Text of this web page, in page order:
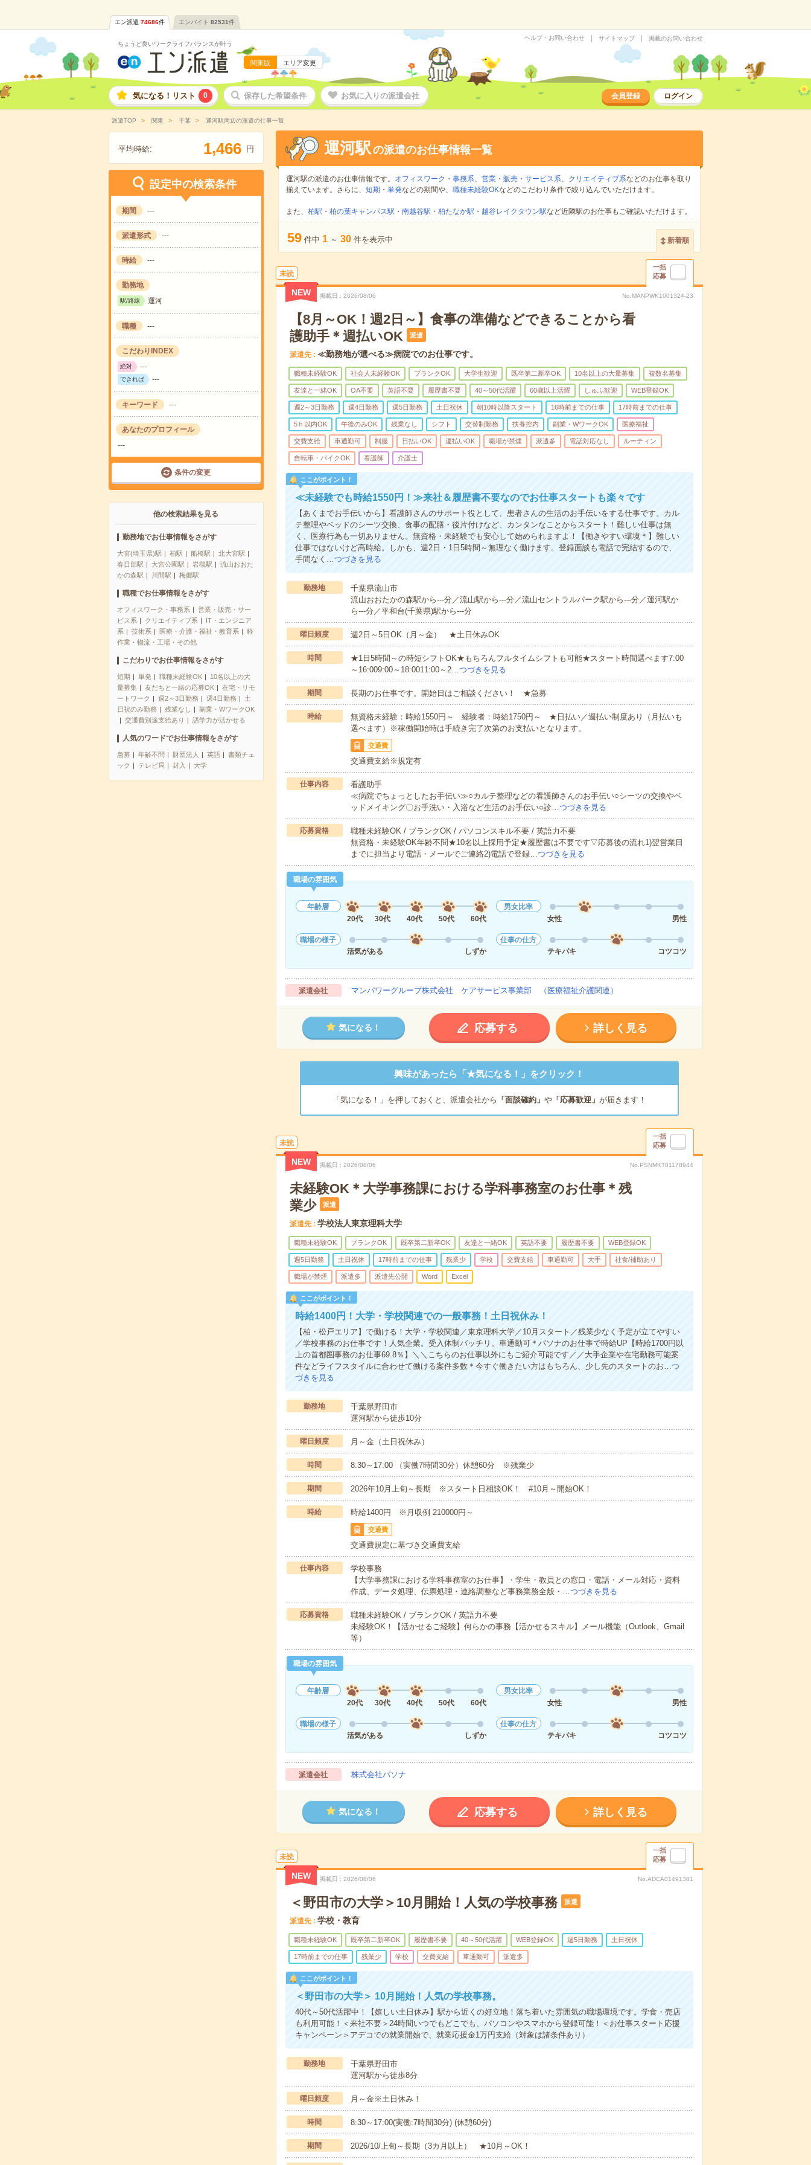
エン派遣 74686件 エンバイト 82531件
ちょうど良いワークライフバランスが叶う
関東版 エリア変更
ヘルプ・お問い合わせ サイトマップ 掲載のお問い合わせ
気になる！リスト 0 保存した希望条件 お気に入りの派遣会社 会員登録 ログイン
派遣TOP 関東 千葉 運河駅周辺の派遣の仕事一覧
平均時給: 1,466 円
設定中の検索条件
期間 ---
派遣形式 ---
時給 ---
勤務地
駅/路線 運河
職種 ---
こだわりINDEX
絶対 ---
できれば ---
キーワード ---
あなたのプロフィール
---
条件の変更
他の検索結果を見る
勤務地でお仕事情報をさがす
大宮(埼玉県)駅 柏駅 船橋駅
北大宮駅
春日部駅
大宮公園駅 岩槻駅
流山おおた
かの森駅
川間駅 梅郷駅
職種でお仕事情報をさがす
オフィスワーク・事務系
営業・販売・サー
ビス系
クリエイティブ系
IT・エンジニア
系
技術系 医療・介護・福祉・教育系
軽
作業・物流・工場・その他
こだわりでお仕事情報をさがす
短期 単発 職種未経験OK
10名以上の大
量募集
友だちと一緒の応募OK
在宅・リモ
ートワーク
週2～3日勤務 週4日勤務
土
日祝のみ勤務
残業なし
副業・WワークOK
交通費別途支給あり
語学力が活かせる
人気のワードでお仕事情報をさがす
急募 年齢不問 財団法人 英語
書類チェ
ック
テレビ局 封入 大学
運河駅の派遣のお仕事情報一覧
運河駅の派遣のお仕事情報です。 オフィスワーク・事務系、 営業・販売・サービス系、 クリエイティブ系などのお仕事を取り
揃えています。さらに、 短期 ・ 単発などの期間や、 職種未経験OKなどのこだわり条件で絞り込んでいただけます。
また、 柏駅 ・ 柏の葉キャンパス駅 ・ 南越谷駅 ・ 柏たなか駅 ・ 越谷レイクタウン駅など近隣駅のお仕事もご確認いただけます。
59 件中 1 ～ 30 件を表示中 新着順
未読
一括
応募
NEW 掲載日 2026/08/06 No.MANPWK1001324-23
【8月～OK！週2日～】食事の準備などできることから看
護助手＊週払いOK
派遣
派遣先 ≪勤務地が選べる≫病院でのお仕事です。
職種未経験OK 社会人未経験OK ブランクOK 大学生歓迎 既卒第二新卒OK 10名以上の大量募集 複数名募集
友達と一緒OK OA不要 英語不要 履歴書不要 40～50代活躍 60歳以上活躍 しゅふ歓迎 WEB登録OK
週2～3日勤務 週4日勤務 週5日勤務 土日祝休 朝10時以降スタート 16時前までの仕事 17時前までの仕事
5ｈ以内OK 午後のみOK 残業なし シフト 交替制勤務 扶養控内 副業・WワークOK 医療福祉
交費支給 車通勤可 制服 日払いOK 週払いOK 職場が禁煙 派遣多 電話対応なし ルーティン
自転車・バイクOK 看護師 介護士
ここがポイント！
≪未経験でも時給1550円！≫来社＆履歴書不要なのでお仕事スタートも楽々です
【あくまでお手伝いから】看護師さんのサポート役として、患者さんの生活のお手伝いをする仕事です。カル
テ整理やベッドのシーツ交換、食事の配膳・後片付けなど、カンタンなことからスタート！難しい仕事は無
く、医療行為も一切ありません。無資格・未経験でも安心して始められますよ！【働きやすい環境＊】難しい
仕事ではないけど高時給。しかも、週2日・1日5時間～無理なく働けます。登録面談も電話で完結するので、
手間なく…つづきを見る
勤務地
千葉県流山市
流山おおたかの森駅から---分／流山駅から---分／流山セントラルパーク駅から---分／運河駅か
ら---分／平和台(千葉県)駅から---分
曜日頻度 週2日～5日OK（月～金） ★土日休みOK
時間
★1日5時間～の時短シフトOK★もちろんフルタイムシフトも可能★スタート時間選べます7:00
～16:009:00～18:0011:00～2…つづきを見る
期間 長期のお仕事です。開始日はご相談ください！ ★急募
時給
無資格未経験：時給1550円～ 経験者：時給1750円～ ★日払い／週払い制度あり（月払いも
選べます）※稼働開始時は手続き完了次第のお支払いとなります。
交通費
交通費支給※規定有
仕事内容
看護助手
≪病院でちょっとしたお手伝い≫○カルテ整理などの看護師さんのお手伝い○シーツの交換やベ
ッドメイキング〇お手洗い・入浴など生活のお手伝い○診…つづきを見る
応募資格
職種未経験OK / ブランクOK / パソコンスキル不要 / 英語力不要
無資格・未経験OK年齢不問★10名以上採用予定★履歴書は不要です▽応募後の流れ1)翌営業日
までに担当より電話・メールでご連絡2)電話で登録…つづきを見る
職場の雰囲気
年齢層
20代
30代 40代 50代 60代
男女比率
女性
男性
職場の様子
活気がある
しずか
仕事の仕方
テキパキ
コツコツ
派遣会社 マンパワーグループ株式会社 ケアサービス事業部 （医療福祉介護関連）
気になる！ 応募する 詳しく見る
興味があったら「★気になる！」をクリック！
「気になる！」を押しておくと、派遣会社から 「面談確約」 や「応募歓迎」 が届きます！
未読
一括
応募
NEW 掲載日 2026/08/06 No.PSNMKT01178944
未経験OK＊大学事務課における学科事務室のお仕事＊残
業少
派遣
派遣先 学校法人東京理科大学
職種未経験OK ブランクOK 既卒第二新卒OK 友達と一緒OK 英語不要 履歴書不要 WEB登録OK
週5日勤務 土日祝休 17時前までの仕事 残業少 学校 交費支給 車通勤可 大手 社食/補助あり
職場が禁煙 派遣多 派遣先公開 Word Excel
ここがポイント！
時給1400円！大学・学校関連での一般事務！土日祝休み！
【柏・松戸エリア】で働ける！大学・学校関連／東京理科大学／10月スタート／残業少なく予定が立てやすい
／学校事務のお仕事です！人気企業。受入体制バッチリ。車通勤可＊パソナのお仕事で時給UP【時給1700円以
上の首都圏事務のお仕事69.8％】＼＼こちらのお仕事以外にもご紹介可能です／／大手企業や在宅勤務可能案
件などライフスタイルに合わせて働ける案件多数＊今すぐ働きたい方はもちろん、少し先のスタートのお…つ
づきを見る
勤務地
千葉県野田市
運河駅から徒歩10分
曜日頻度 月～金（土日祝休み）
時間 8:30～17:00 （実働7時間30分）休憩60分 ※残業少
期間 2026年10月上旬～長期 ※スタート日相談OK！ #10月～開始OK！
時給 時給1400円 ※月収例 210000円～
交通費
交通費規定に基づき交通費支給
仕事内容
学校事務
【大学事務課における学科事務室のお仕事】・学生・教員との窓口・電話・メール対応・資料
作成、データ処理、伝票処理・連絡調整など事務業務全般・…つづきを見る
応募資格
職種未経験OK / ブランクOK / 英語力不要
未経験OK！【活かせるご経験】何らかの事務【活かせるスキル】メール機能（Outlook、Gmail
等）
職場の雰囲気
年齢層
20代
30代 40代 50代 60代
男女比率
女性
男性
職場の様子
活気がある
しずか
仕事の仕方
テキパキ
コツコツ
派遣会社 株式会社パソナ
気になる！ 応募する 詳しく見る
未読
一括
応募
NEW 掲載日 2026/08/06 No.ADCA01491381
＜野田市の大学＞10月開始！人気の学校事務 派遣
派遣先 学校・教育
職種未経験OK 既卒第二新卒OK 履歴書不要 40～50代活躍 WEB登録OK 週5日勤務 土日祝休
17時前までの仕事 残業少 学校 交費支給 車通勤可 派遣多
ここがポイント！
＜野田市の大学＞ 10月開始！人気の学校事務。
40代～50代活躍中！【嬉しい土日休み】駅から近くの好立地！落ち着いた雰囲気の職場環境です。学食・売店
も利用可能！＜来社不要＞24時間いつでもどこでも、パソコンやスマホから登録可能！＜お仕事スタート応援
キャンペーン＞アデコでの就業開始で、就業応援金1万円支給（対象は諸条件あり）
勤務地
千葉県野田市
運河駅から徒歩8分
曜日頻度 月～金※土日休み！
時間 8:30～17:00(実働:7時間30分) (休憩60分)
期間 2026/10/上旬～長期（3カ月以上） ★10月～OK！